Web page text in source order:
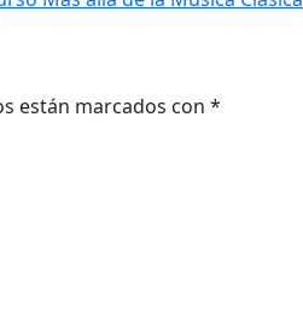
están marcados con *